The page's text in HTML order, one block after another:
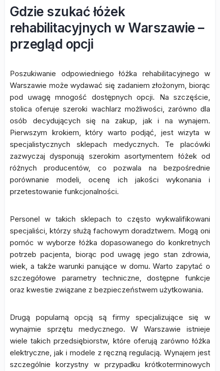
Gdzie szukać łóżek
rehabilitacyjnych w Warszawie –
przegląd opcji
Poszukiwanie odpowiedniego łóżka rehabilitacyjnego w
Warszawie może wydawać się zadaniem złożonym, biorąc
pod uwagę mnogość dostępnych opcji. Na szczęście,
stolica oferuje szeroki wachlarz możliwości, zarówno dla
osób decydujących się na zakup, jak i na wynajem.
Pierwszym krokiem, który warto podjąć, jest wizyta w
specjalistycznych sklepach medycznych. Te placówki
zazwyczaj dysponują szerokim asortymentem łóżek od
różnych producentów, co pozwala na bezpośrednie
porównanie modeli, ocenę ich jakości wykonania i
przetestowanie funkcjonalności.
Personel w takich sklepach to często wykwalifikowani
specjaliści, którzy służą fachowym doradztwem. Mogą oni
pomóc w wyborze łóżka dopasowanego do konkretnych
potrzeb pacjenta, biorąc pod uwagę jego stan zdrowia,
wiek, a także warunki panujące w domu. Warto zapytać o
szczegółowe parametry techniczne, dostępne funkcje
oraz kwestie związane z bezpieczeństwem użytkowania.
Drugą popularną opcją są firmy specjalizujące się w
wynajmie sprzętu medycznego. W Warszawie istnieje
wiele takich przedsiębiorstw, które oferują zarówno łóżka
elektryczne, jak i modele z ręczną regulacją. Wynajem jest
szczególnie korzystny w przypadku krótkoterminowych